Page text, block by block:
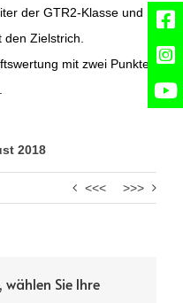
der GTR2-Klasse und
Zielstrich.
mit zwei Punkten
2018
<<< >>>
wählen Sie Ihre